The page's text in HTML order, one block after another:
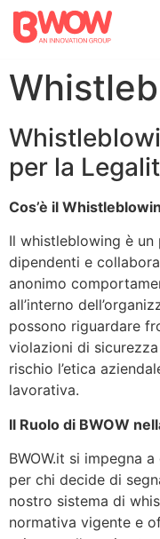
per la
Cos’è il
Il whistleblowing è
dipendenti e
anonimo
all’interno
possono riguardare
violazioni di
rischio l’etica
lavorativa.
Il Ruolo di BWOW
BWOW.it si impegna
per chi decide di
nostro sistema di
normativa vigente e